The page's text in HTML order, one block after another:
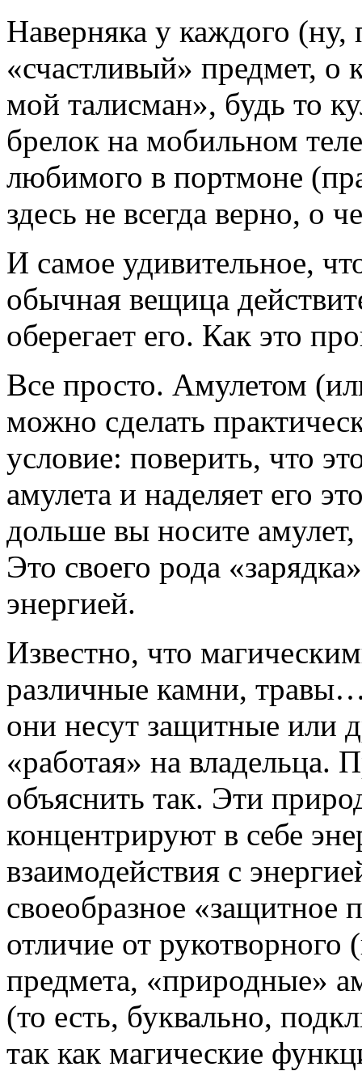
Наверняка у каждого (ну,
«счастливый» предмет, о
мой талисман», будь то
брелок на мобильном
любимого в портмоне
здесь не всегда верно, о
И самое удивительное,
обычная вещица
оберегает его. Как это
Все просто. Амулетом
можно сделать
условие: поверить, что
амулета и наделяет его
дольше вы носите
Это своего рода
энергией.
Известно, что
различные камни,
они несут защитные или
«работая» на
объяснить так. Эти
концентрируют в себе
взаимодействия с
своеобразное «защитное
отличие от
предмета, «природные»
(то есть, буквально,
так как магические